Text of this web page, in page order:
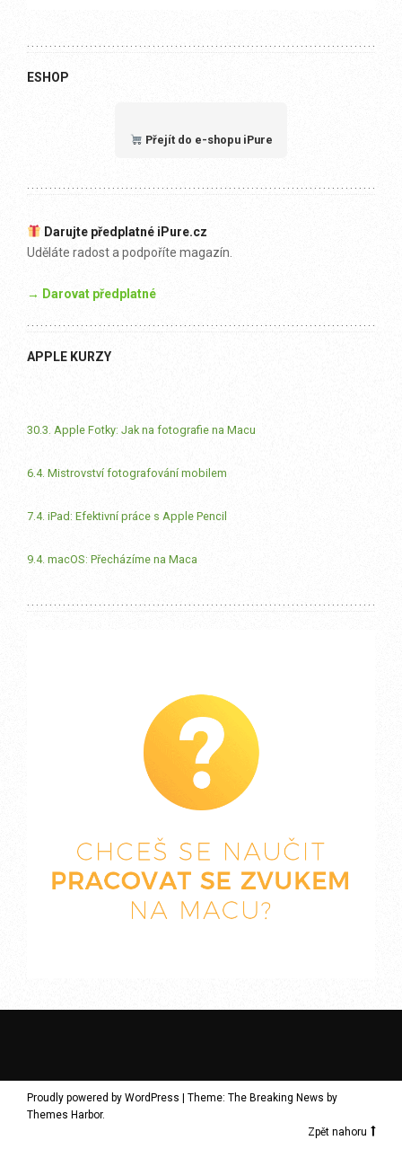
ESHOP
Přejít do e-shopu iPure
Darujte předplatné iPure.cz
Uděláte radost a podpoříte magazín.
→ Darovat předplatné
APPLE KURZY
30.3. Apple Fotky: Jak na fotografie na Macu
6.4. Mistrovství fotografování mobilem
7.4. iPad: Efektivní práce s Apple Pencil
9.4. macOS: Přecházíme na Maca
Proudly powered by WordPress
Theme: The Breaking News by
Themes Harbor.
Zpět nahoru